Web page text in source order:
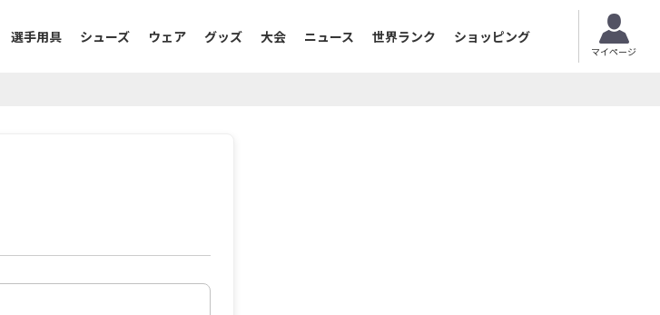
選手用具 シューズ ウェア グッズ 大会 ニュース 世界ランク ショッピング
マイページ